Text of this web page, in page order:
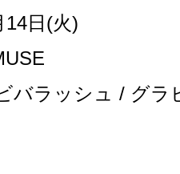
14日(火)
バラッシュ / グラ